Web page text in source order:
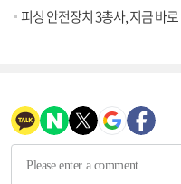
피싱 안전장치 3총사, 지금 바